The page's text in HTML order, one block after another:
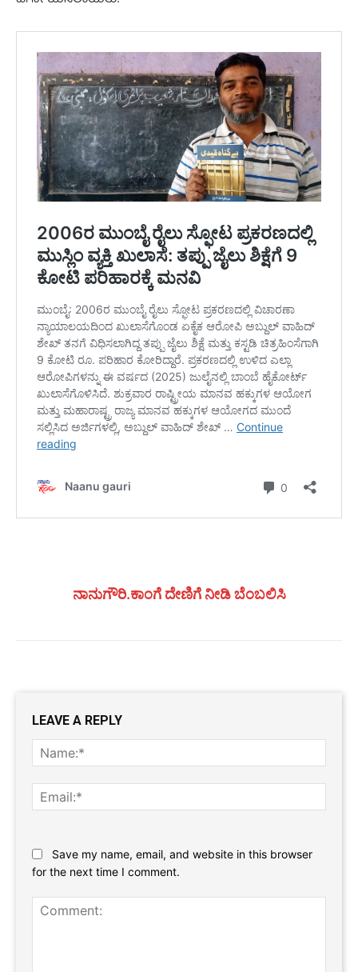
ನಾನುಗೌರಿ.ಕಾಂಗೆ ದೇಣಿಗೆ ನೀಡಿ ಬೆಂಬಲಿಸಿ
LEAVE A REPLY
Save my name, email, and website in this browser
for the next time I comment.